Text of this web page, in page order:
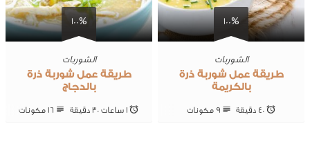
100%
الشوربات
طريقة عمل شوربة ذرة
بالكريمة
40 ‎دقيقة 9 ‎مكونات
100%
الشوربات
طريقة عمل شوربة ذرة
بالدجاج
1 ساعات 30 ‎دقيقة 16 ‎مكونات